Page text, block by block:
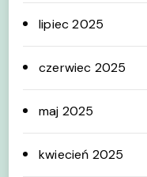
lipiec 2025
czerwiec 2025
maj 2025
kwiecień 2025